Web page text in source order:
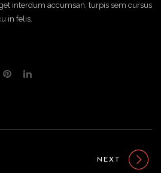
interdum accumsan, turpis sem cursus
in felis.
NEXT